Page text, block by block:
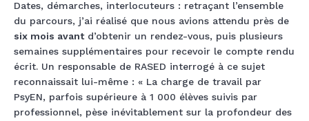
Dates, démarches, interlocuteurs : retraçant l’ensemble
du parcours, j’ai réalisé que nous avions attendu près de
six mois avantd’obtenir un rendez-vous, puis plusieurs
semaines supplémentaires pour recevoir le compte rendu
écrit. Un responsable de RASED interrogé à ce sujet
reconnaissait lui-même : « La charge de travail par
PsyEN, parfois supérieure à 1 000 élèves suivis par
professionnel, pèse inévitablement sur la profondeur des